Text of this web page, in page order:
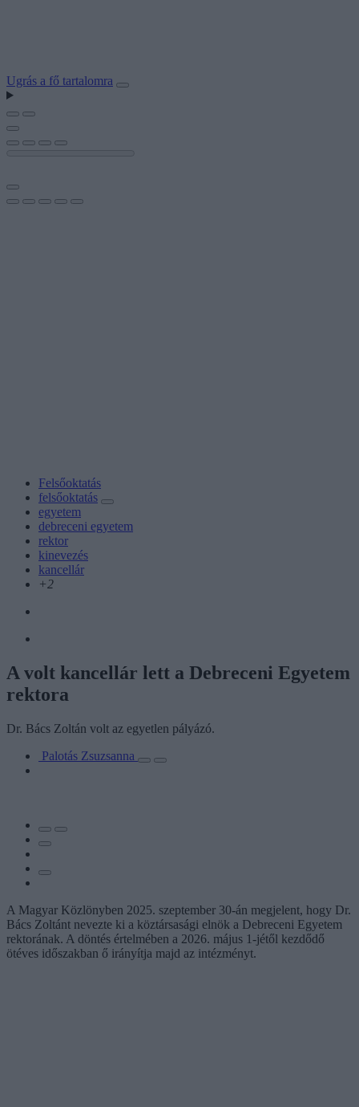
Ugrás a fő tartalomra
Felsőoktatás
felsőoktatás
egyetem
debreceni egyetem
rektor
kinevezés
kancellár
+2
A volt kancellár lett a Debreceni Egyetem
rektora
Dr. Bács Zoltán volt az egyetlen pályázó.
Palotás Zsuzsanna
A Magyar Közlönyben 2025. szeptember 30-án megjelent, hogy Dr.
Bács Zoltánt nevezte ki a köztársasági elnök a Debreceni Egyetem
rektorának. A döntés értelmében a 2026. május 1-jétől kezdődő
ötéves időszakban ő irányítja majd az intézményt.